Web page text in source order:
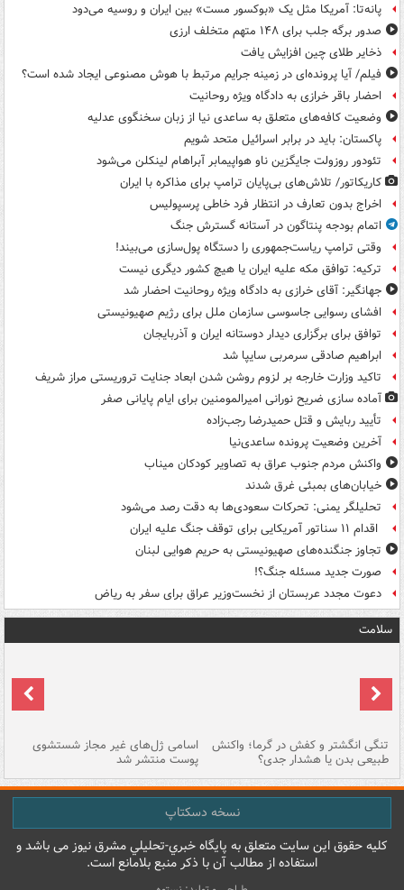
پانه‌تا: آمریکا مثل یک «بوکسور مست» بین ایران و روسیه می‌دود
صدور برگه جلب برای ۱۴۸ متهم متخلف ارزی
ذخایر طلای چین افزایش یافت
فیلم/ آیا پرونده‌ای در زمینه جرایم مرتبط با هوش مصنوعی ایجاد شده است؟
احضار باقر خرازی به دادگاه ویژه روحانیت
وضعیت کافه‌های متعلق به ساعدی نیا از زبان سخنگوی عدلیه
پاکستان: باید در برابر اسرائیل متحد شویم
تئودور روزولت جایگزین ناو هواپیمابر آبراهام لینکلن می‌شود
کاریکاتور/ تلاش‌های بی‌پایان ترامپ برای مذاکره با ایران
اخراج بدون تعارف در انتظار فرد خاطی پرسپولیس
اتمام بودجه پنتاگون در آستانه گسترش جنگ
وقتی ترامپ ریاست‌جمهوری را دستگاه پول‌سازی می‌بیند!
ترکیه: توافق مکه علیه ایران یا هیچ کشور دیگری نیست
جهانگیر: آقای خرازی به دادگاه ویژه روحانیت احضار شد
افشای رسوایی جاسوسی سازمان ملل برای رژیم صهیونیستی
توافق برای برگزاری دیدار دوستانه ایران و آذربایجان
ابراهیم صادقی سرمربی سایپا شد
تاکید وزارت خارجه بر لزوم روشن شدن ابعاد جنایت تروریستی مراز شریف
آماده سازی ضریح نورانی امیرالمومنین برای ایام پایانی صفر
تأیید ربایش و قتل حمیدرضا رجب‌زاده
آخرین وضعیت پرونده ساعدی‌نیا
واکنش مردم جنوب عراق به تصاویر کودکان میناب
خیابان‌های بمبئی غرق شدند
تحلیلگر یمنی: تحرکات سعودی‌ها به دقت رصد می‌شود
اقدام ۱۱ سناتور آمریکایی برای توقف جنگ علیه ایران
تجاوز جنگنده‌های صهیونیستی به حریم هوایی لبنان
صورت جدید مسئله جنگ؟!
دعوت مجدد عربستان از نخست‌وزیر عراق برای سفر به ریاض
سلامت
تنگی انگشتر و کفش در گرما؛ واکنش
طبیعی بدن یا هشدار جدی؟
اسامی ژل‌های غیر مجاز شستشوی
پوست منتشر شد
نسخه دسکتاپ
کليه حقوق اين سايت متعلق به پایگاه خبري-تحليلي مشرق نيوز می باشد و
استفاده از مطالب آن با ذکر منبع بلامانع است.